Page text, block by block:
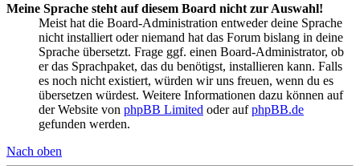
Meine Sprache steht auf diesem Board nicht zur Auswahl!
Meist hat die Board-Administration entweder deine Sprache
nicht installiert oder niemand hat das Forum bislang in deine
Sprache übersetzt. Frage ggf. einen Board-Administrator, ob
er das Sprachpaket, das du benötigst, installieren kann. Falls
es noch nicht existiert, würden wir uns freuen, wenn du es
übersetzen würdest. Weitere Informationen dazu können auf
der Website von phpBB Limited oder aufphpBB.de
gefunden werden.
Nach oben